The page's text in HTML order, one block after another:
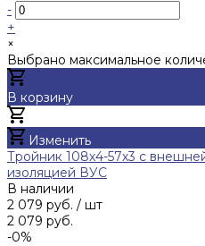
-
+
×
Выбрано максимальное
В корзину
Изменить
Тройник 108х4-57х3 с
изоляцией ВУС
В наличии
2 079 руб. / шт
2 079 руб.
-0%